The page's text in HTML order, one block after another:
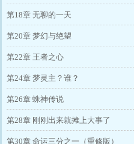
第18章 无聊的一天
第20章 梦幻与绝望
第22章 王者之心
第24章 梦灵主？谁？
第26章 蛛神传说
第28章 刚刚出来就摊上大事了
第30章 命运三分之一（重修版）